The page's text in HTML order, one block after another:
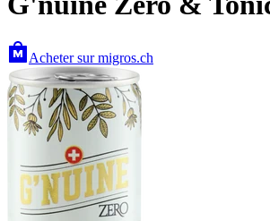
Acheter sur migros.ch